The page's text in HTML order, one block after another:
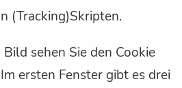
(Tracking)Skripten.
sehen Sie den Cookie
ersten Fenster gibt es drei